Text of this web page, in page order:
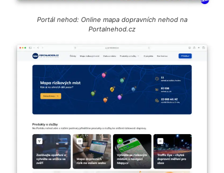
Portál nehod: Online mapa dopravních nehod na
Portalnehod.cz​